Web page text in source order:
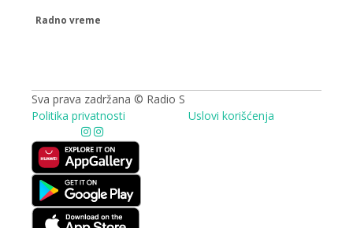
Radno vreme
Sva prava zadržana © Radio S
Politika privatnosti
Uslovi korišćenja